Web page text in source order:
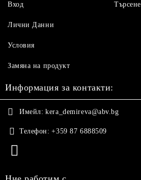
Вход Търсене
Лични Данни
Условия
Замяна на продукт
Информация за контакти:
Имейл: kera_demireva@abv.bg
Телефон: +359 87 6888509